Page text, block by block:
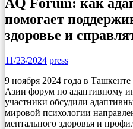
помогает
здоровье и
11/23/2024 press
9 ноября 2024 года в
Азии форум по адаптивному
участники обсудили
мировой психологии
ментального здоровья и